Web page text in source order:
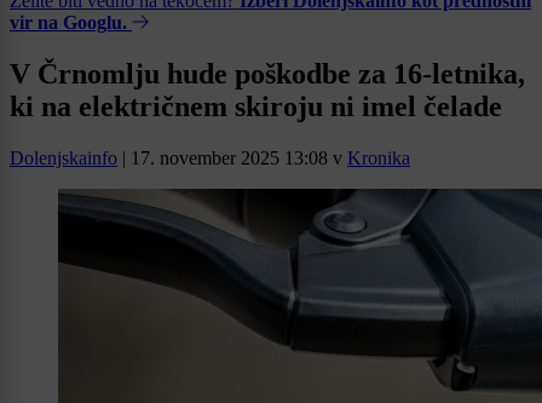
vir na Googlu.
V Črnomlju hude poškodbe za 16-letnika,
ki na električnem skiroju ni imel čelade
Dolenjskainfo | 17. november 2025 13:08 v Kronika